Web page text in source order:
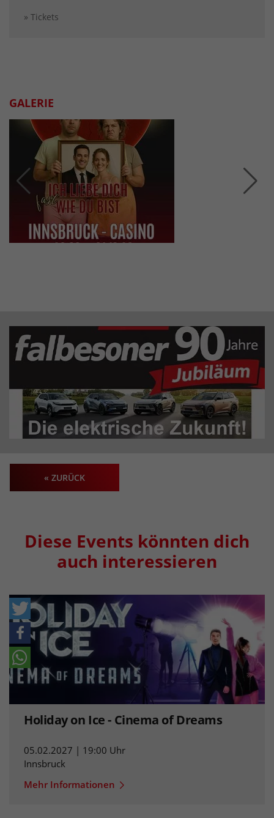
» Tickets
GALERIE
« ZURÜCK
Diese Events könnten dich
auch interessieren
Holiday on Ice - Cinema of Dreams
05.02.2027 | 19:00 Uhr
Innsbruck
Mehr Informationen